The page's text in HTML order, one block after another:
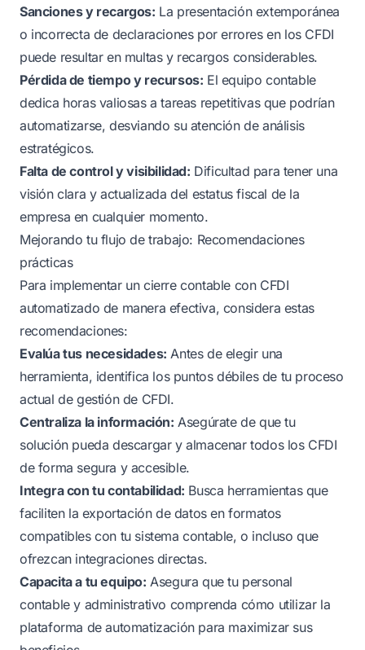
Sanciones y recargos: La presentación extemporánea
o incorrecta de declaraciones por errores en los CFDI
puede resultar en multas y recargos considerables.
Pérdida de tiempo y recursos: El equipo contable
dedica horas valiosas a tareas repetitivas que podrían
automatizarse, desviando su atención de análisis
estratégicos.
Falta de control y visibilidad: Dificultad para tener una
visión clara y actualizada del estatus fiscal de la
empresa en cualquier momento.
Mejorando tu flujo de trabajo: Recomendaciones
prácticas
Para implementar un cierre contable con CFDI
automatizado de manera efectiva, considera estas
recomendaciones:
Evalúa tus necesidades: Antes de elegir una
herramienta, identifica los puntos débiles de tu proceso
actual de gestión de CFDI.
Centraliza la información: Asegúrate de que tu
solución pueda descargar y almacenar todos los CFDI
de forma segura y accesible.
Integra con tu contabilidad: Busca herramientas que
faciliten la exportación de datos en formatos
compatibles con tu sistema contable, o incluso que
ofrezcan integraciones directas.
Capacita a tu equipo: Asegura que tu personal
contable y administrativo comprenda cómo utilizar la
plataforma de automatización para maximizar sus